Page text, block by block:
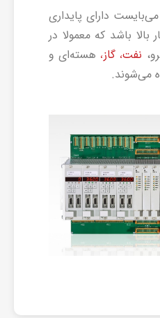
دارای پایداری
بالا باشد که معمولا در
نفت، گاز، هسته‌ای و
می‌شوند.